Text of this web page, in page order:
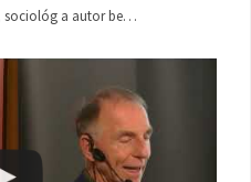
sociológ a autor be…